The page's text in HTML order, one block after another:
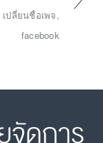
ปลี่ยนชื่อเพจ,
facebook
จัดการ